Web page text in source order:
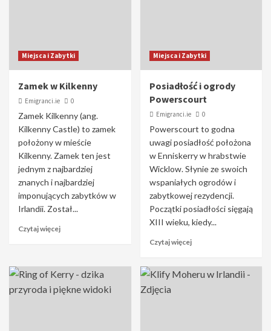
Miejsca i Zabytki
Zamek w Kilkenny
Emigranci.ie 0
Zamek Kilkenny (ang.
Kilkenny Castle) to zamek
położony w mieście
Kilkenny. Zamek ten jest
jednym z najbardziej
znanych i najbardziej
imponujących zabytków w
Irlandii. Został...
Czytaj więcej
Miejsca i Zabytki
Posiadłość i ogrody
Powerscourt
Emigranci.ie 0
Powerscourt to godna
uwagi posiadłość położona
w Enniskerry w hrabstwie
Wicklow. Słynie ze swoich
wspaniałych ogrodów i
zabytkowej rezydencji.
Początki posiadłości sięgają
XIII wieku, kiedy...
Czytaj więcej